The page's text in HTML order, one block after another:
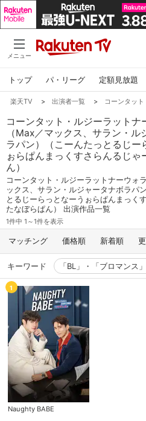
メニュー
トップ パ・リーグ 定額見放題
楽天TV > 出演者一覧 > コーンタッ
コーンタット・ルジーラットナ
（Max／マックス、サラン・ル
ラパン）（こーんたっとるじー
ぉらぱんまっくすさらんるじゃ
ん）
コーンタット・ルジーラットナーウォ
ックス、サラン・ルジャータナボラパ
とるじーらっとなーうぉらぱんまっく
たなぼらぱん） 出演作品一覧
1件中 1～1件を表示
マッチング 価格順 新着順
キーワード 「BL」・「ブロマンス
1
Naughty BABE